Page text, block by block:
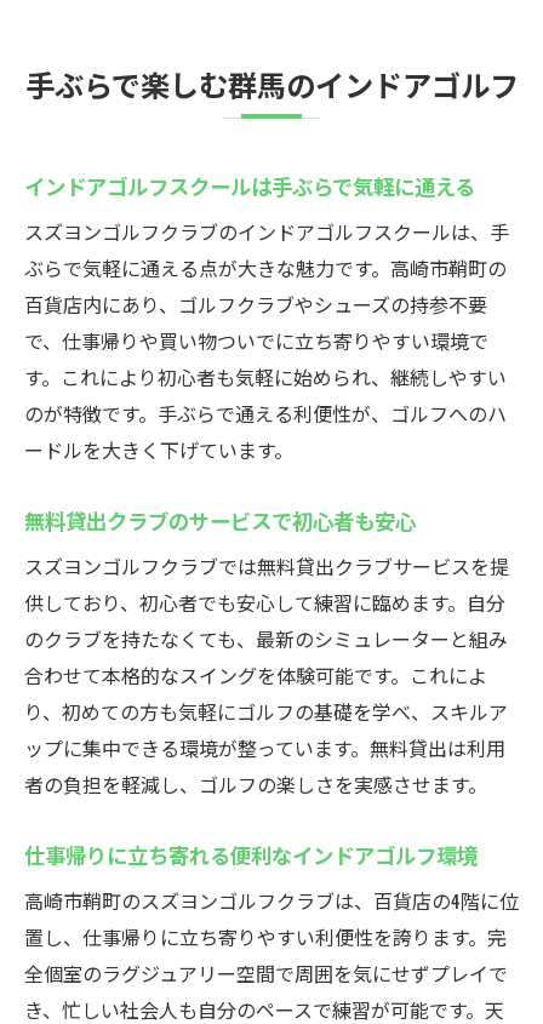
手ぶらで楽しむ群馬のインドアゴルフ
インドアゴルフスクールは手ぶらで気軽に通える
スズヨンゴルフクラブのインドアゴルフスクールは、手
ぶらで気軽に通える点が大きな魅力です。高崎市鞘町の
百貨店内にあり、ゴルフクラブやシューズの持参不要
で、仕事帰りや買い物ついでに立ち寄りやすい環境で
す。これにより初心者も気軽に始められ、継続しやすい
のが特徴です。手ぶらで通える利便性が、ゴルフへのハ
ードルを大きく下げています。
無料貸出クラブのサービスで初心者も安心
スズヨンゴルフクラブでは無料貸出クラブサービスを提
供しており、初心者でも安心して練習に臨めます。自分
のクラブを持たなくても、最新のシミュレーターと組み
合わせて本格的なスイングを体験可能です。これによ
り、初めての方も気軽にゴルフの基礎を学べ、スキルア
ップに集中できる環境が整っています。無料貸出は利用
者の負担を軽減し、ゴルフの楽しさを実感させます。
仕事帰りに立ち寄れる便利なインドアゴルフ環境
高崎市鞘町のスズヨンゴルフクラブは、百貨店の4階に位
置し、仕事帰りに立ち寄りやすい利便性を誇ります。完
全個室のラグジュアリー空間で周囲を気にせずプレイで
き、忙しい社会人も自分のペースで練習が可能です。天